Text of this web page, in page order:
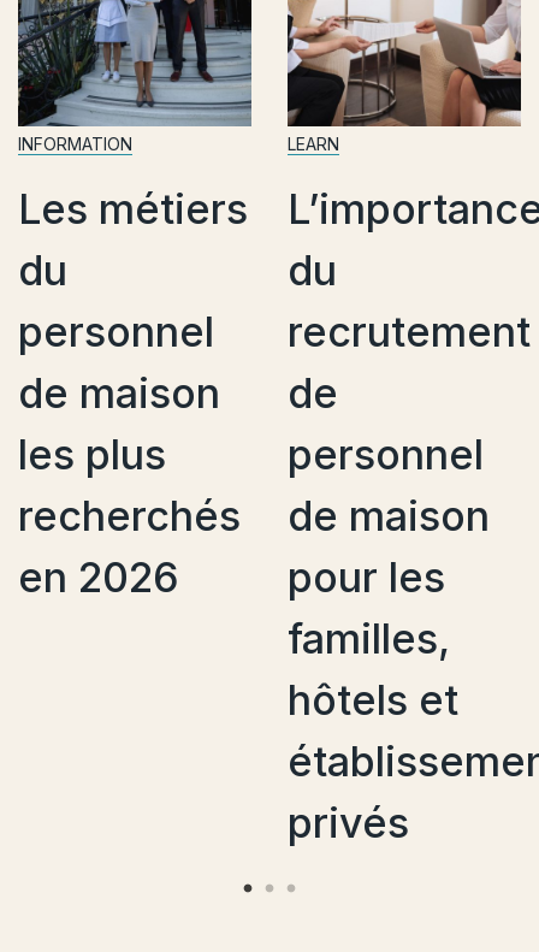
LEARN
L’importance
recrutement
de
personnel
de maison
pour les
établissements
Pourquoi
est
dans le
du
de
?